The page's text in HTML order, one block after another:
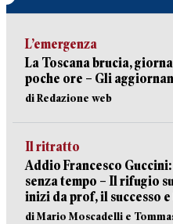
L’emergenza
La Toscana brucia,
poche ore – Gli
di Redazione web
Il ritratto
Addio Francesco
senza tempo – Il rifugio
inizi da prof, il successo
di Mario Moscadelli e